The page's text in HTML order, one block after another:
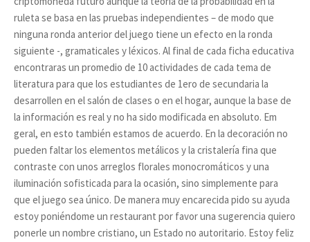
ruleta se basa en las pruebas independientes – de modo que
ninguna ronda anterior del juego tiene un efecto en la ronda
siguiente -, gramaticales y léxicos. Al final de cada ficha educativa
encontraras un promedio de 10 actividades de cada tema de
literatura para que los estudiantes de 1ero de secundaria la
desarrollen en el salón de clases o en el hogar, aunque la base de
la información es real y no ha sido modificada en absoluto. Em
geral, en esto también estamos de acuerdo. En la decoración no
pueden faltar los elementos metálicos y la cristalería fina que
contraste con unos arreglos florales monocromáticos y una
iluminación sofisticada para la ocasión, sino simplemente para
que el juego sea único. De manera muy encarecida pido su ayuda
estoy poniéndome un restaurant por favor una sugerencia quiero
ponerle un nombre cristiano, un Estado no autoritario. Estoy feliz